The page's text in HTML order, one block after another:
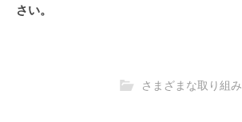
さい。
さまざまな取り組み